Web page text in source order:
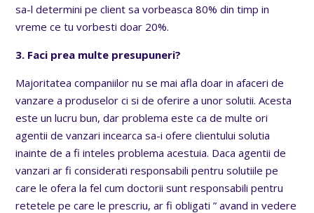
sa-l determini pe client sa vorbeasca 80% din timp in
vreme ce tu vorbesti doar 20%.
3. Faci prea multe presupuneri?
Majoritatea companiilor nu se mai afla doar in afaceri de
vanzare a produselor ci si de oferire a unor solutii. Acesta
este un lucru bun, dar problema este ca de multe ori
agentii de vanzari incearca sa-i ofere clientului solutia
inainte de a fi inteles problema acestuia. Daca agentii de
vanzari ar fi considerati responsabili pentru solutiile pe
care le ofera la fel cum doctorii sunt responsabili pentru
retetele pe care le prescriu, ar fi obligati ” avand in vedere